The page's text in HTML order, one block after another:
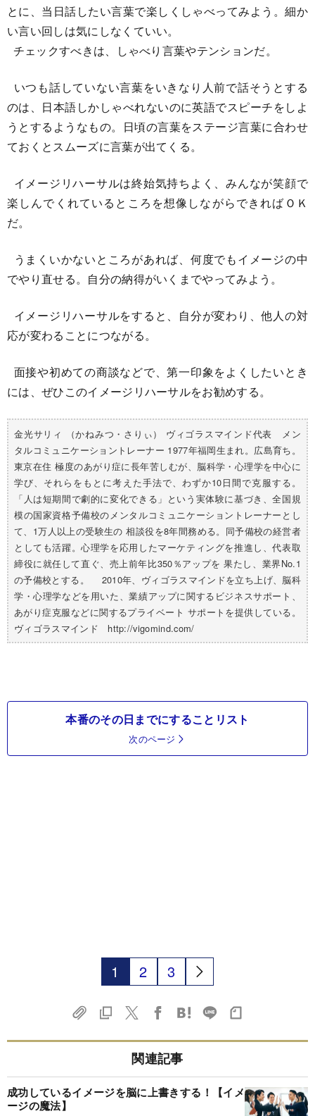
とに、当日話したい言葉で楽しくしゃべってみよう。細か
い言い回しは気にしなくていい。
チェックすべきは、しゃべり言葉やテンションだ。
いつも話していない言葉をいきなり人前で話そうとする
のは、日本語しかしゃべれないのに英語でスピーチをしよ
うとするようなもの。日頃の言葉をステージ言葉に合わせ
ておくとスムーズに言葉が出てくる。
イメージリハーサルは終始気持ちよく、みんなが笑顔で
楽しんでくれているところを想像しながらできればＯＫ
だ。
うまくいかないところがあれば、何度でもイメージの中
でやり直せる。自分の納得がいくまでやってみよう。
イメージリハーサルをすると、自分が変わり、他人の対
応が変わることにつながる。
面接や初めての商談などで、第一印象をよくしたいとき
には、ぜひこのイメージリハーサルをお勧めする。
金光サリィ （かねみつ・さりぃ） ヴィゴラスマインド代表 メン
タルコミュニケーショントレーナー 1977年福岡生まれ。広島育ち。
東京在住 極度のあがり症に長年苦しむが、脳科学・心理学を中心に
学び、それらをもとに考えた手法で、わずか10日間で克服する。
「人は短期間で劇的に変化できる」という実体験に基づき、全国規
模の国家資格予備校のメンタルコミュニケーショントレーナーとし
て、1万人以上の受験生の 相談役を8年間務める。同予備校の経営者
としても活躍。心理学を応用したマーケティングを推進し、代表取
締役に就任して直ぐ、売上前年比350％アップを 果たし、業界No.1
の予備校とする。 2010年、ヴィゴラスマインドを立ち上げ、脳科
学・心理学などを用いた、業績アップに関するビジネスサポート、
あがり症克服などに関するプライベート サポートを提供している。
ヴィゴラスマインド http://vigomind.com/
本番のその日までにすることリスト
次のページ
1 2 3
関連記事
成功しているイメージを脳に上書きする！【イメ
ージの魔法】